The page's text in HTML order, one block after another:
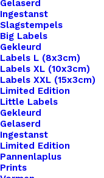
Gelaserd
Ingestanst
Slagstempels
Big Labels
Gekleurd
Labels L (8x3cm)
Labels XL (10x3cm)
Labels XXL (15x3cm)
Limited Edition
Little Labels
Gekleurd
Gelaserd
Ingestanst
Limited Edition
Pannenlaplus
PrintsHome